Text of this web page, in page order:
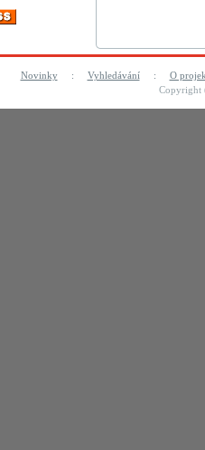
Novinky: Vyhledávání: O
Copyright